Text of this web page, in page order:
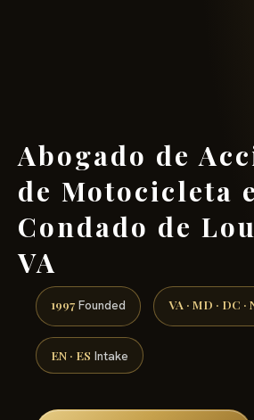
Abogado de
de Motocicleta
Condado de
VA
1997 Founded VA · MD · DC ·
EN · ES Intake